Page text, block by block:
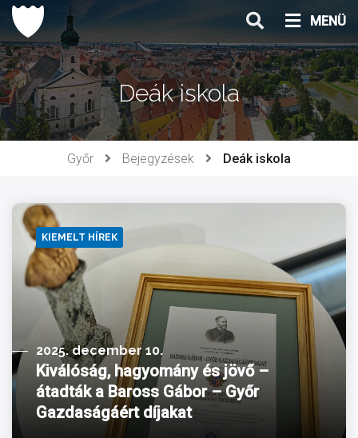
Ugrás
tartalomhoz
MENÜ
Deák iskola
Győr Bejegyzések Deák iskola
KIEMELT HÍREK
2025. december 10.
Kiválóság, hagyomány és jövő –
átadták a Baross Gábor – Győr
Gazdaságáért díjakat